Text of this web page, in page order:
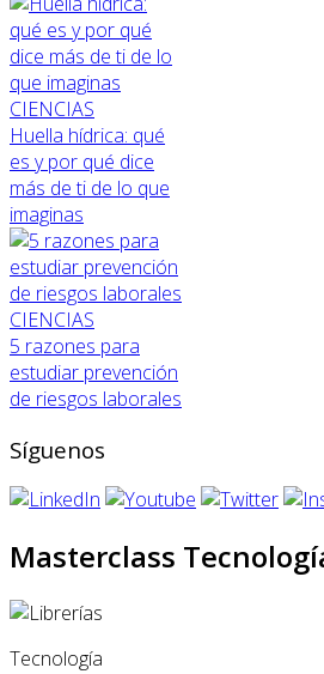
CIENCIAS
Huella hídrica: qué
es y por qué dice
más de ti de lo que
imaginas
CIENCIAS
5 razones para
estudiar prevención
de riesgos laborales
Síguenos
Masterclass
Tecnología